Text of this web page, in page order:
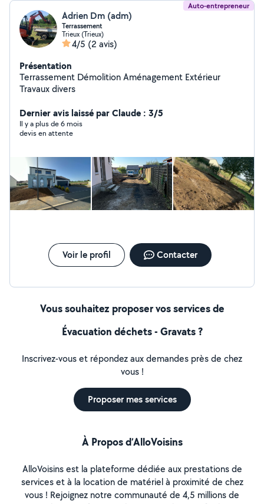
Auto-entrepreneur
Adrien Dm (adm)
Terrassement
Trieux (Trieux)
4/5 (2 avis)
Présentation
Terrassement Démolition Aménagement Extérieur
Travaux divers
Dernier avis laissé par Claude : 3/5
Il y a plus de 6 mois
devis en attente
Voir le profil Contacter
Vous souhaitez proposer vos services de
Évacuation déchets - Gravats ?
Inscrivez-vous et répondez aux demandes près de chez
vous !
Proposer mes services
À Propos d’AlloVoisins
AlloVoisins est la plateforme dédiée aux prestations de
services et à la location de matériel à proximité de chez
vous ! Rejoignez notre communauté de 4,5 millions de